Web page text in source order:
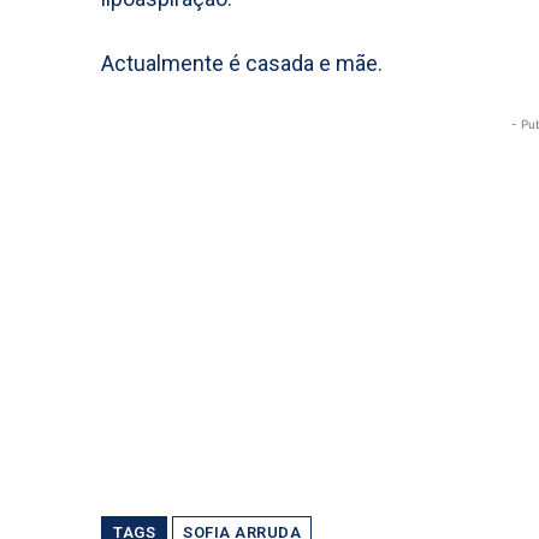
Actualmente é casada e mãe.
-
TAGS SOFIA ARRUDA